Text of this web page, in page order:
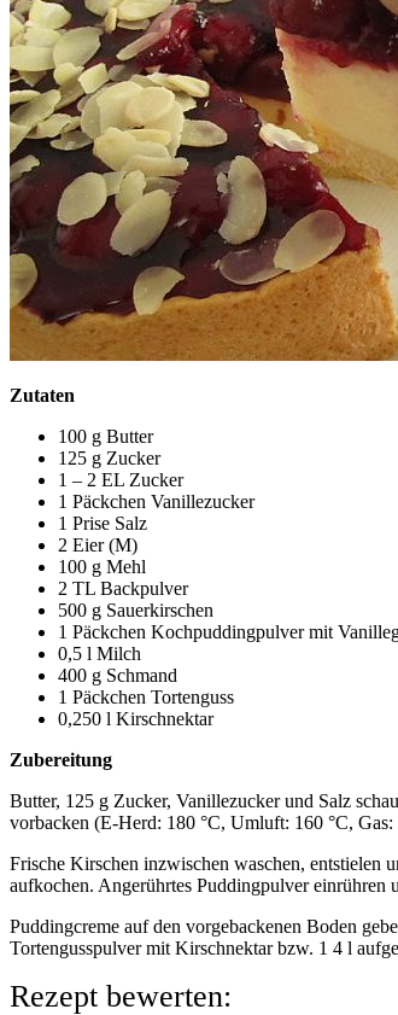
Zutaten
100 g Butter
125 g Zucker
1 – 2 EL Zucker
1 Päckchen Vanillezucker
1 Prise Salz
2 Eier (M)
100 g Mehl
2 TL Backpulver
500 g Sauerkirschen
1 Päckchen Kochpuddingpulver mit
0,5 l Milch
400 g Schmand
1 Päckchen Tortenguss
0,250 l Kirschnektar
Zubereitung
Butter, 125 g Zucker, Vanillezucker und Salz
vorbacken (E-Herd: 180 °C, Umluft: 160 °C, Gas:
Frische Kirschen inzwischen waschen, entstielen
aufkochen. Angerührtes Puddingpulver einrühren
Puddingcreme auf den vorgebackenen Boden
Tortengusspulver mit Kirschnektar bzw. 1 4 l
Rezept bewerten: